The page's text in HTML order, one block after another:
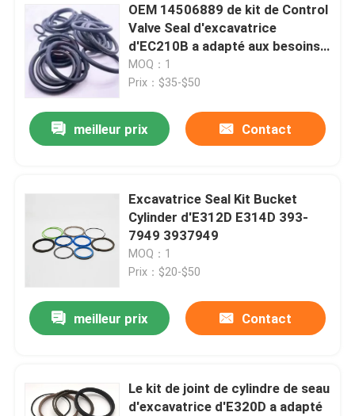
OEM 14506889 de kit de Control
Valve Seal d'excavatrice
d'EC210B a adapté aux besoins
du client
MOQ：1
Prix：$35-$50
meilleur prix Contact
Excavatrice Seal Kit Bucket
Cylinder d'E312D E314D 393-
7949 3937949
MOQ：1
Prix：$20-$50
meilleur prix Contact
Le kit de joint de cylindre de seau
d'excavatrice d'E320D a adapté